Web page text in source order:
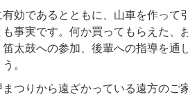
効であるとともに、山車を作って
事実です。何か買ってもらえた、
太鼓への参加、後輩への指導を通
。
つりから遠ざかっている遠方のご